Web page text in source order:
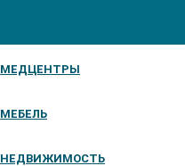
МЕДЦЕНТРЫ
МЕБЕЛЬ
НЕДВИЖИМОСТЬ